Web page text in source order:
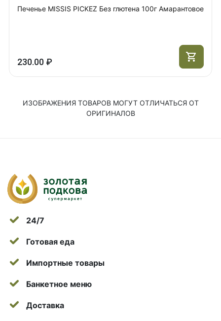
Печенье MISSIS PICKEZ Без глютена 100г Амарантовое
230.00 ₽
ИЗОБРАЖЕНИЯ ТОВАРОВ МОГУТ ОТЛИЧАТЬСЯ ОТ
ОРИГИНАЛОВ
24/7
Готовая еда
Импортные товары
Банкетное меню
Доставка